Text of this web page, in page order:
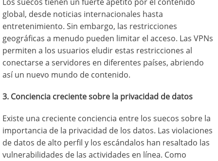
global, desde noticias internacionales hasta
entretenimiento. Sin embargo, las restricciones
geográficas a menudo pueden limitar el acceso. Las VPNs
permiten a los usuarios eludir estas restricciones al
conectarse a servidores en diferentes países, abriendo
así un nuevo mundo de contenido.
3. Conciencia creciente sobre la privacidad de datos
Existe una creciente conciencia entre los suecos sobre la
importancia de la privacidad de los datos. Las violaciones
de datos de alto perfil y los escándalos han resaltado las
vulnerabilidades de las actividades en línea. Como